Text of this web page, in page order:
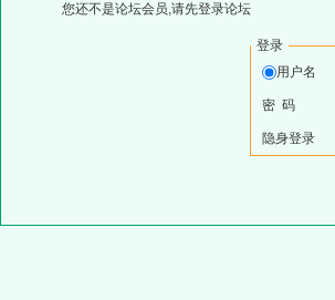
您还不是论坛会员,请先登录论坛
登录
用户名
密 码
隐身登录